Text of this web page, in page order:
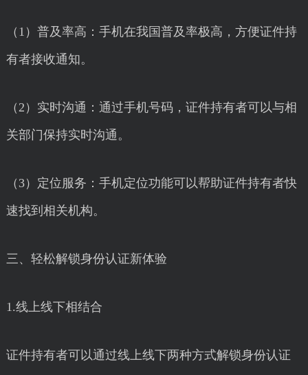
（1）普及率高：手机在我国普及率极高，方便证件持
有者接收通知。
（2）实时沟通：通过手机号码，证件持有者可以与相
关部门保持实时沟通。
（3）定位服务：手机定位功能可以帮助证件持有者快
速找到相关机构。
三、轻松解锁身份认证新体验
1.线上线下相结合
证件持有者可以通过线上线下两种方式解锁身份认证